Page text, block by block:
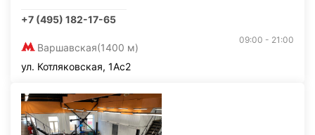
+7 (495) 182-17-65
Варшавская(1400 м)
09:00 - 21:00
ул. Котляковская, 1Ас2